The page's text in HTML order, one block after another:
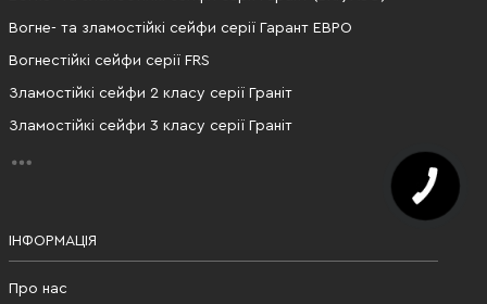
Вогне- та зламостійкі сейфи серії Гарант ЕВРО
Вогнестійкі сейфи серії FRS
Зламостійкі сейфи 2 класу серії Граніт
Зламостійкі сейфи 3 класу серії Граніт
ІНФОРМАЦІЯ
Про нас